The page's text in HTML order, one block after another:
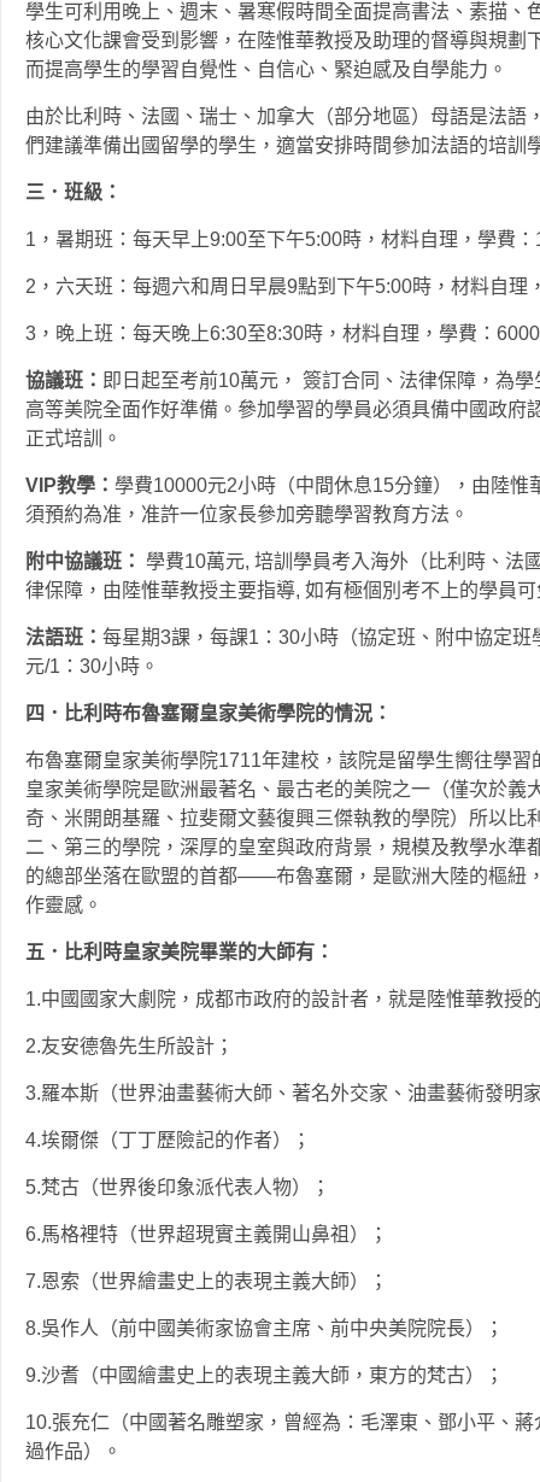
學生可利用晚上、週末、暑寒假時間全面提高書法、素描、
核心文化課會受到影響，在陸惟華教授及助理的督導與規劃
而提高學生的學習自覺性、自信心、緊迫感及自學能力
由於比利時、法國、瑞士、加拿大（部分地區）母語是法語
們建議準備出國留學的學生，適當安排時間參加法語的
三．班級：
1，暑期班：每天早上9:00至下午5:00時，材料自理，學
2，六天班：每週六和周日早晨9點到下午5:00時，材料
3，晚上班：每天晚上6:30至8:30時，材料自理，學費：
協議班： 即日起至考前10萬元， 簽訂合同、法律保障，為
高等美院全面作好準備。參加學習的學員必須具備中國政府
正式培訓。
VIP教學： 學費10000元2小時（中間休息15分鐘），由陸
須預約為准，准許一位家長參加旁聽學習教育方法。
附中協議班： 學費10萬元, 培訓學員考入海外（比利時、法
律保障，由陸惟華教授主要指導, 如有極個別考不上的學
法語班： 每星期3課，每課1：30小時（協定班、附中協定
元/1：30小時。
四．比利時布魯塞爾皇家美術學院的情況：
布魯塞爾皇家美術學院1711年建校，該院是留學生嚮往學
皇家美術學院是歐洲最著名、最古老的美院之一（僅次於
奇、米開朗基羅、拉斐爾文藝復興三傑執教的學院）所以比
二、第三的學院，深厚的皇室與政府背景，規模及教學水準
的總部坐落在歐盟的首都——布魯塞爾，是歐洲大陸的樞紐
作靈感。
五．比利時皇家美院畢業的大師有：
1.中國國家大劇院，成都市政府的設計者，就是陸惟華教授
2.友安德魯先生所設計；
3.羅本斯（世界油畫藝術大師、著名外交家、油畫藝術
4.埃爾傑（丁丁歷險記的作者）；
5.梵古（世界後印象派代表人物）；
6.馬格裡特（世界超現實主義開山鼻祖）；
7.恩索（世界繪畫史上的表現主義大師）；
8.吳作人（前中國美術家協會主席、前中央美院院長）
9.沙耆（中國繪畫史上的表現主義大師，東方的梵古）
10.張充仁（中國著名雕塑家，曾經為：毛澤東、鄧小平、
過作品）。